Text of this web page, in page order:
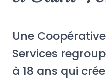
Une
Services
à 18 ans qui